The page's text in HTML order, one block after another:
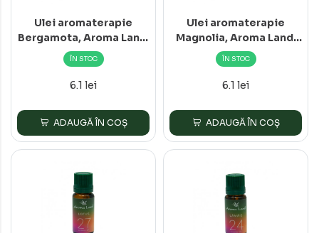
Ulei aromaterapie
Bergamota, Aroma Land,
10 ml
ÎN STOC
6.1 lei
ADAUGĂ ÎN COȘ
Ulei aromaterapie
Magnolia, Aroma Land,
10 ml
ÎN STOC
6.1 lei
ADAUGĂ ÎN COȘ